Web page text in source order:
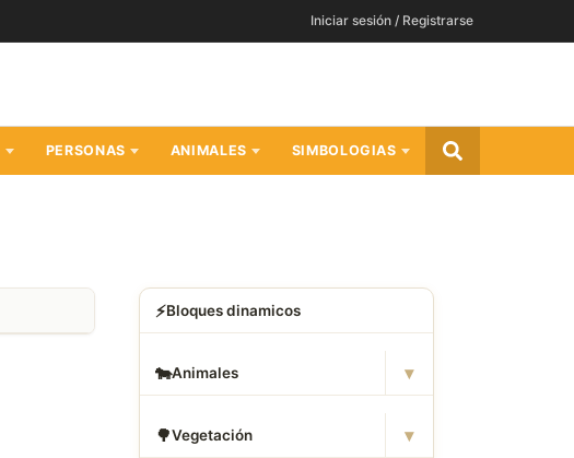
Iniciar sesión / Registrarse
PERSONAS ANIMALES SIMBOLOGIAS
⚡Bloques dinamicos
🐄Animales ▾
🌳Vegetación ▾